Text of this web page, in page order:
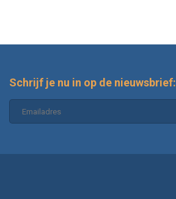
Schrijf je nu in op de nieuwsbrief: